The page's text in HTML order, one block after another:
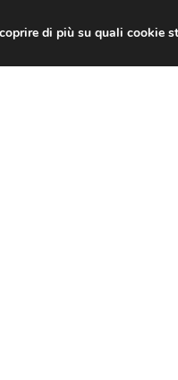
di più su quali cookie